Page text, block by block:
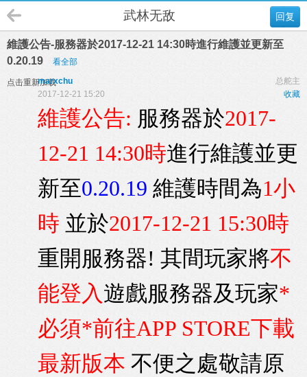
回复
武林无敌
維護公告-服務器於2017-12-21 14:30時進行維護並更新至
0.20.19
看全部
点击重新加载 总舵主
marxchu
收藏
2017-12-21 15:20
維護公告: 服務器於2017-
12-21 14:30時進行維護並更
新至0.20.19 維護時間為1小
時 並於2017-12-21 15:30時
重開服務器! 其間玩家將不
能登入遊戲服務器及玩家*
必須*前往APP STORE下載
最新版本 不便之處敬請原